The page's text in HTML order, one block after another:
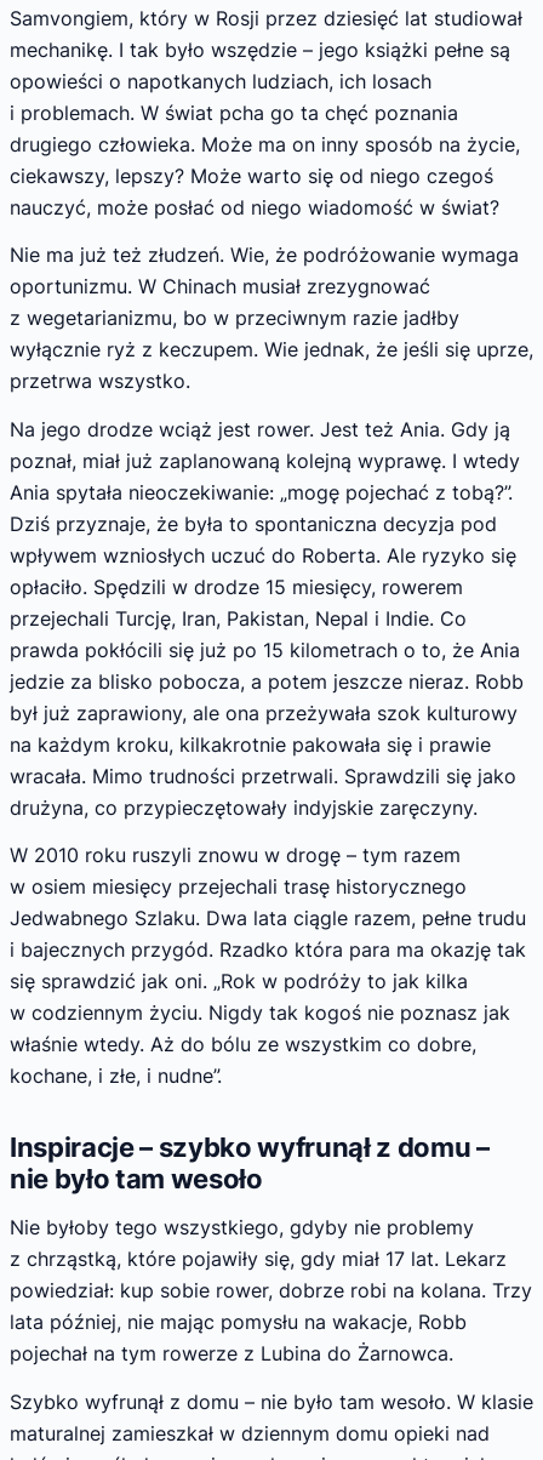
Samvongiem, który w Rosji przez dziesięć lat studiował
mechanikę. I tak było wszędzie – jego książki pełne są
opowieści o napotkanych ludziach, ich losach
i problemach. W świat pcha go ta chęć poznania
drugiego człowieka. Może ma on inny sposób na życie,
ciekawszy, lepszy? Może warto się od niego czegoś
nauczyć, może posłać od niego wiadomość w świat?
Nie ma już też złudzeń. Wie, że podróżowanie wymaga
oportunizmu. W Chinach musiał zrezygnować
z wegetarianizmu, bo w przeciwnym razie jadłby
wyłącznie ryż z keczupem. Wie jednak, że jeśli się uprze,
przetrwa wszystko.
Na jego drodze wciąż jest rower. Jest też Ania. Gdy ją
poznał, miał już zaplanowaną kolejną wyprawę. I wtedy
Ania spytała nieoczekiwanie: „mogę pojechać z tobą?”.
Dziś przyznaje, że była to spontaniczna decyzja pod
wpływem wzniosłych uczuć do Roberta. Ale ryzyko się
opłaciło. Spędzili w drodze 15 miesięcy, rowerem
przejechali Turcję, Iran, Pakistan, Nepal i Indie. Co
prawda pokłócili się już po 15 kilometrach o to, że Ania
jedzie za blisko pobocza, a potem jeszcze nieraz. Robb
był już zaprawiony, ale ona przeżywała szok kulturowy
na każdym kroku, kilkakrotnie pakowała się i prawie
wracała. Mimo trudności przetrwali. Sprawdzili się jako
drużyna, co przypieczętowały indyjskie zaręczyny.
W 2010 roku ruszyli znowu w drogę – tym razem
w osiem miesięcy przejechali trasę historycznego
Jedwabnego Szlaku. Dwa lata ciągle razem, pełne trudu
i bajecznych przygód. Rzadko która para ma okazję tak
się sprawdzić jak oni. „Rok w podróży to jak kilka
w codziennym życiu. Nigdy tak kogoś nie poznasz jak
właśnie wtedy. Aż do bólu ze wszystkim co dobre,
kochane, i złe, i nudne”.
Inspiracje – szybko wyfrunął z domu –
nie było tam wesoło
Nie byłoby tego wszystkiego, gdyby nie problemy
z chrząstką, które pojawiły się, gdy miał 17 lat. Lekarz
powiedział: kup sobie rower, dobrze robi na kolana. Trzy
lata później, nie mając pomysłu na wakacje, Robb
pojechał na tym rowerze z Lubina do Żarnowca.
Szybko wyfrunął z domu – nie było tam wesoło. W klasie
maturalnej zamieszkał w dziennym domu opieki nad